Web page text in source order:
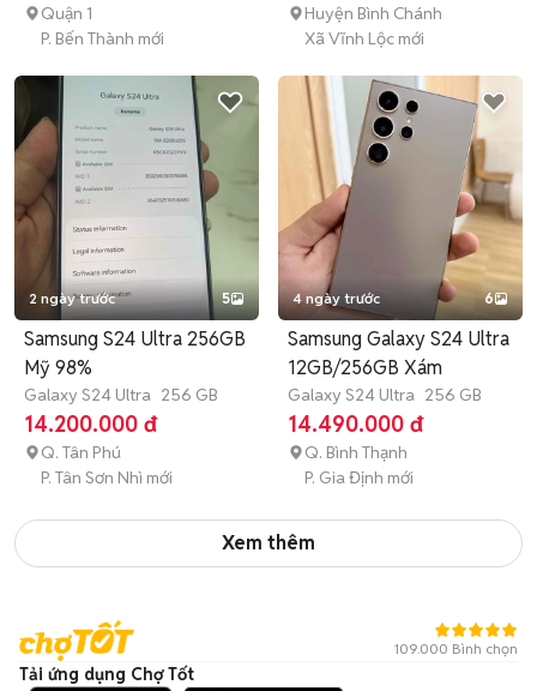
Quận 1
P. Bến Thành mới
Huyện Bình Chánh
Xã Vĩnh Lộc mới
2 ngày trước 5
Samsung S24 Ultra 256GB
Mỹ 98%
Galaxy S24 Ultra 256 GB
14.200.000 đ
Q. Tân Phú
P. Tân Sơn Nhì mới
4 ngày trước 6
Samsung Galaxy S24 Ultra
12GB/256GB Xám
Galaxy S24 Ultra 256 GB
14.490.000 đ
Q. Bình Thạnh
P. Gia Định mới
Xem thêm
109.000 Bình chọn
Tải ứng dụng Chợ Tốt